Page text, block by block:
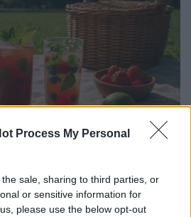
Process My Personal
sale, sharing to third parties, or
or sensitive information for
please use the below opt-out
egyre tovább marad velünk, sokaknak
természetbe.